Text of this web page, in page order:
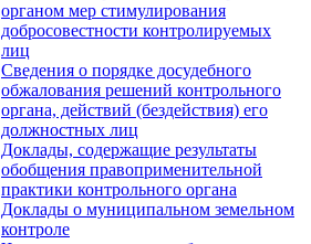
органом мер стимулирования
добросовестности контролируемых
лиц
Сведения о порядке досудебного
обжалования решений контрольного
органа, действий (бездействия) его
должностных лиц
Доклады, содержащие результаты
обобщения правоприменительной
практики контрольного органа
Доклады о муниципальном земельном
контроле